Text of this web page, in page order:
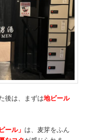
後は、まずは地ビール
ール」 は、麦芽をふん